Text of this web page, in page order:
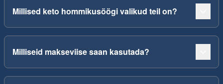
Millised keto hommikusöögi valikud teil on?
Milliseid makseviise saan kasutada?